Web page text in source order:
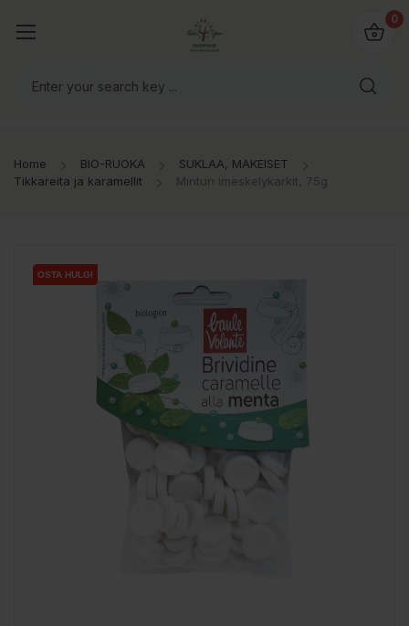
0
Home BIO-RUOKA
SUKLAA, MAKEISET
Tikkareita ja karamellit
Mintun imeskelykarkit, 75g
OSTA HULGI
OSTA HULGI
OSTA HULGI